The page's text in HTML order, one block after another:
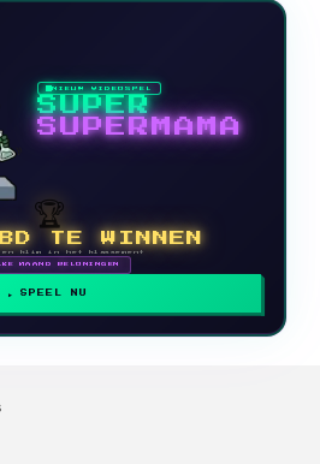
NIEUW VIDEOSPEL
SUPER
SUPERMAMA
🏆
TE WINNEN
en klim in het klassement
MAAND BELONINGEN
SPEEL NU